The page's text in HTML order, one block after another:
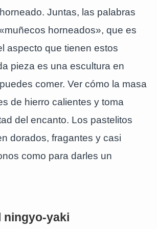
Juntas, las palabras
horneados», que es
aspecto que tienen estos
pieza es una escultura en
comer. Ver cómo la masa
de hierro calientes y toma
del encanto. Los pastelitos
dorados, fragantes y casi
como para darles un
ningyo-yaki